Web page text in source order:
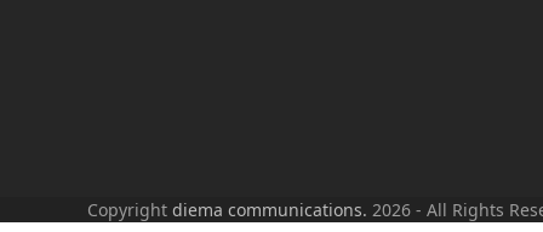
Copyright diema communications. 2026 - All Rights